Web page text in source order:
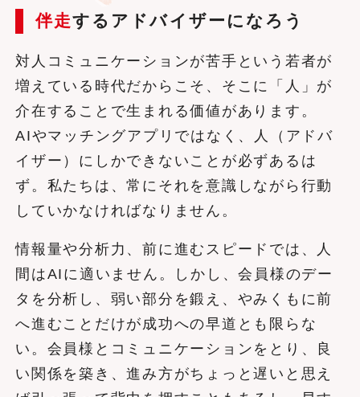
伴走するアドバイザーになろう
対人コミュニケーションが苦手という若者が
増えている時代だからこそ、そこに「人」が
介在することで生まれる価値があります。
AIやマッチングアプリではなく、人（アドバ
イザー）にしかできないことが必ずあるは
ず。私たちは、常にそれを意識しながら行動
していかなければなりません。
情報量や分析力、前に進むスピードでは、人
間はAIに適いません。しかし、会員様のデー
タを分析し、弱い部分を鍛え、やみくもに前
へ進むことだけが成功への早道とも限らな
い。会員様とコミュニケーションをとり、良
い関係を築き、進み方がちょっと遅いと思え